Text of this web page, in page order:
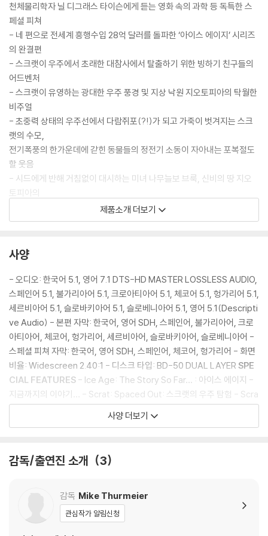
천체물리학자 닐 디그래스 타이슨에게 듣는 영화 속의 과학 등 독특한 스
페셜 피쳐
- 네 편으로 전세계 흥행수입 28억 달러를 돌파한 ‘아이스 에이지’ 시리즈
의 완결편
- 스크랫이 우주에서 초래한 대참사에서 탈출하기 위한 빙하기 친구들의
어드벤처
- 스크랫이 유영하는 광대한 우주 풍경 및 지상 낙원 지오토피아의 탁월한
비주얼
- 초중력 상태의 우주선에서 다람쥐포(?!)가 되고 가죽이 벗겨지는 스크
랫의 수모,
전기폭풍의 한가운데에 갇힌 동물들의 정전기 소동이 자아내는 포복절도
할 웃음
- 시드에게 반해 거침없이 대시하는 미녀 나무늘보 브룩, 신비의 땅 지오
토피아의
수장이자 명상과 요가의 대가 샹그리 라마 등 개성이 넘치는 캐릭터들의
합류
페즈,
리 연기
- '아이스 에이지 3, 4'로 역량을 입증한 마이크 서마이어 감독의 탄탄한
연출
- 전세계 흥행 수입 4억 달러를 돌파하며 시리즈의 변함없는 명성을 입증
DVD/ Blu-ray 구매시 참고 사항 안내드립니다.
※ 4K블루레이, 3D 블루레이 재생 관련 안내
1) 4K UHD 디스크는 대용량의 데이터 전송이 필요하므로 4K전용 플레
이어를 사용하셔야 합니다. 더불어 플레이어 소프트웨어 최신 버전의 업데
이트, 대용량 케이블 사용이 필수입니다.
1) 제작/배송 과정에서 경미한 아웃케이스 주름, 모서리 눌림 및 갈라짐이
발생할 수 있습니다. 반품을 원하실 경우 미개봉 상태로 문의 부탁드립니
제품소개 더보기
사양
- 오디오: 한국어 5.1, 영어 7.1 DTS-HD MASTER LOSSLESS AUDIO,
스페인어 5.1, 불가리아어 5.1, 크로아티아어 5.1, 체코어 5.1, 헝가리어 5.1,
세르비아어 5.1, 슬로바키아어 5.1, 슬로베니아어 5.1, 영어 5.1(Descripti
ve Audio) - 본편 자막: 한국어, 영어 SDH, 스페인어, 불가리아어, 크로
아티아어, 체코어, 헝가리어, 세르비아어, 슬로바키아어, 슬로베니아어 -
스페셜 피쳐 자막: 한국어, 영어 SDH, 스페인어, 체코어, 헝가리어 - 화면
비율: Widescreen 2.40:1 - 디스크 타입: BD-50 DUAL LAYER SPE
CIAL FEATURES - Ice Age: The Story So Far… : 아이스 에이지 -
지금까지의 이야기… - Scrat: Spaced Out: 스크랫의 우주 탐험 - Scra
tasia: Scrat’s Solo Adventure : 스크래타지아 - 스크랫의 고독한 모
험 - Mysteries of the Scratazons: 스크래타존의 미스터리 - Star Si
명 - Figaro “Sing-A-Long”: 싱어롱 “피가로” - Gallery: 갤러리 - Th
사양 더보기
감독/출연진 소개 3
감독 Mike Thurmeier
관심작가 알림신청